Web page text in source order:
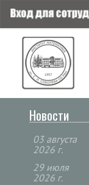
Новости
03 августа
2026 г.
29 июля
2026 г.